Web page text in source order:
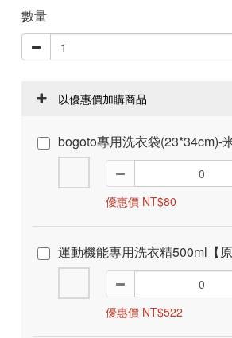
數量
以優惠價加購商品
bogoto專用洗衣袋(23*34cm)-
優惠價 NT$80
運動機能專用洗衣精500ml【原
優惠價 NT$522